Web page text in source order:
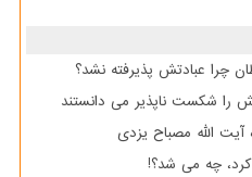
چرا عبادتش پذیرفته نشد؟
را شکست ناپذیر می دانستند
آیت الله مصباح یزدی
چه می شد؟!